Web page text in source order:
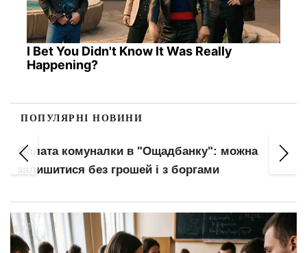
I Bet You Didn't Know It Was Really
Happening?
ПОПУЛЯРНІ НОВИНИ
Оплата комуналки в "Ощадбанку": можна
залишитися без грошей і з боргами